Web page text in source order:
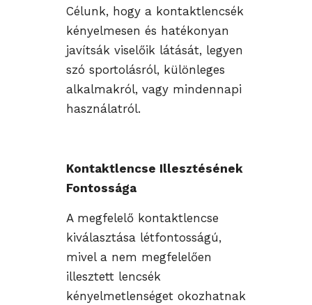
Célunk, hogy a kontaktlencsék
kényelmesen és hatékonyan
javítsák viselőik látását, legyen
szó sportolásról, különleges
alkalmakról, vagy mindennapi
használatról.
Kontaktlencse Illesztésének
Fontossága
A megfelelő kontaktlencse
kiválasztása létfontosságú,
mivel a nem megfelelően
illesztett lencsék
kényelmetlenséget okozhatnak